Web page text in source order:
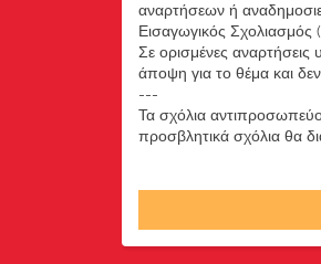
αναρτήσεων ή
Εισαγωγικός Σχολιασμός
Σε ορισμένες
άποψη για το θέμα και
---
Τα σχόλια
προσβλητικά σχόλια θα